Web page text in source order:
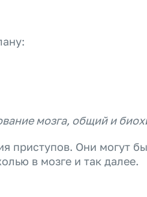
мозга, общий и
приступов. Они могут
в мозге и так далее.